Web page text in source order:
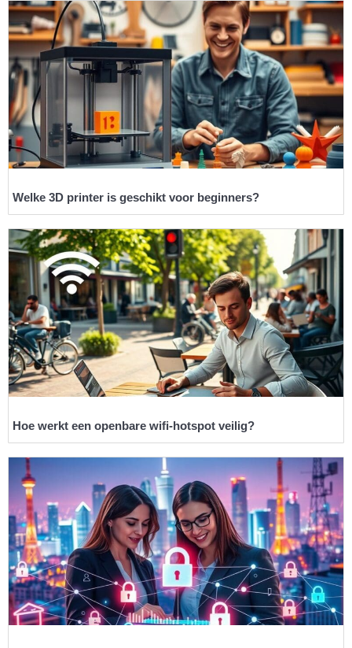
Welke 3D printer is geschikt voor beginners?
Hoe werkt een openbare wifi-hotspot veilig?